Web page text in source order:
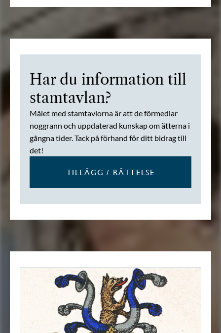
Har du information till
stamtavlan?
Målet med stamtavlorna är att de förmedlar
noggrann och uppdaterad kunskap om ätterna i
gångna tider. Tack på förhand för ditt bidrag till
det!
TILLÄGG / RÄTTELSE